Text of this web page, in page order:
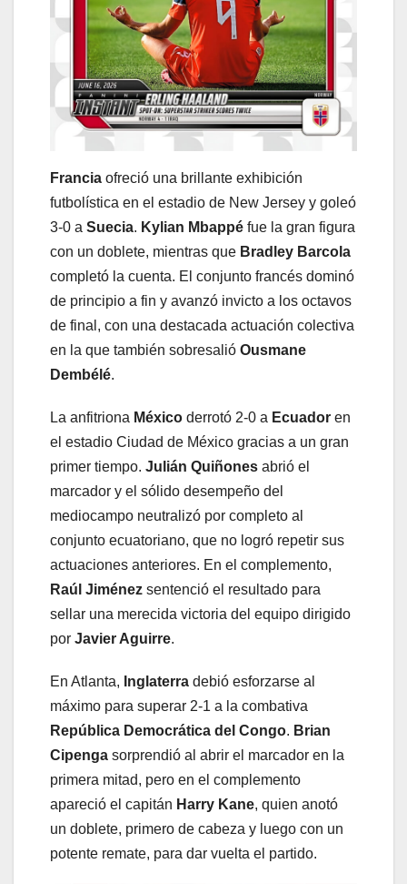
Francia ofreció una brillante exhibición
futbolística en el estadio de New Jersey y goleó
3-0 a Suecia. Kylian Mbappé fue la gran figura
con un doblete, mientras que Bradley Barcola
completó la cuenta. El conjunto francés dominó
de principio a fin y avanzó invicto a los octavos
de final, con una destacada actuación colectiva
en la que también sobresalió Ousmane
Dembélé.
La anfitriona México derrotó 2-0 a Ecuador en
el estadio Ciudad de México gracias a un gran
primer tiempo. Julián Quiñones abrió el
marcador y el sólido desempeño del
mediocampo neutralizó por completo al
conjunto ecuatoriano, que no logró repetir sus
actuaciones anteriores. En el complemento,
Raúl Jiménez sentenció el resultado para
sellar una merecida victoria del equipo dirigido
por Javier Aguirre.
En Atlanta, Inglaterra debió esforzarse al
máximo para superar 2-1 a la combativa
República Democrática del Congo. Brian
Cipenga sorprendió al abrir el marcador en la
primera mitad, pero en el complemento
apareció el capitán Harry Kane, quien anotó
un doblete, primero de cabeza y luego con un
potente remate, para dar vuelta el partido.